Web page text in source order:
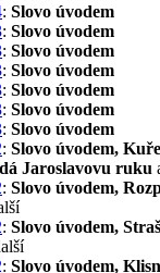
: Slovo úvodem
: Slovo úvodem
: Slovo úvodem
: Slovo úvodem
: Slovo úvodem
: Slovo úvodem
: Slovo úvodem
: Slovo úvodem,
Jaroslavovu ruku
: Slovo úvodem,
: Slovo úvodem,
: Slovo úvodem,